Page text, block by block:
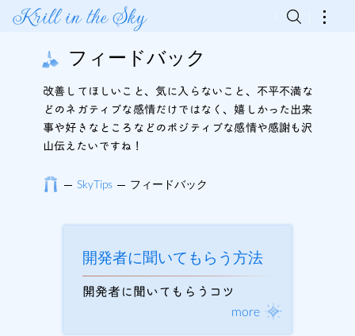
Krill in the Sky
フィードバック
改善してほしいこと、気に入らないこと、不平不満な
どのネガティブな感情だけではなく、嬉しかった出来
事や好きなところなどのポジティブな感情や感謝も沢
山伝えたいですね！
SkyTips フィードバック
開発者に聞いてもらう方法
開発者に聞いてもらうコツ
more